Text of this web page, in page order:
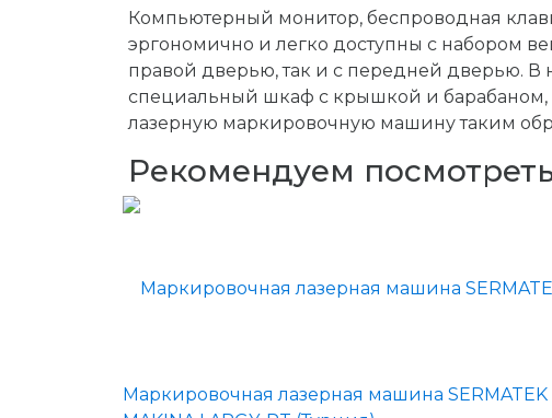
Компьютерный монитор, беспроводная
эргономично и легко доступны с набором
правой дверью, так и с передней дверью. В
специальный шкаф с крышкой и
лазерную маркировочную машину таким
Рекомендуем
Маркировочная лазерная машина SERMATEK